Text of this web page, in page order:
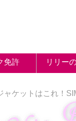
免許 リリー
ャケットはこれ！